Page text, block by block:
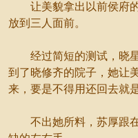
让美貌拿出以前侯府的
放到三人面前。
经过简短的测试，晓星
到了晓修齐的院子，她让
来，要是不得用还回去就是
不出她所料，苏厚跟在